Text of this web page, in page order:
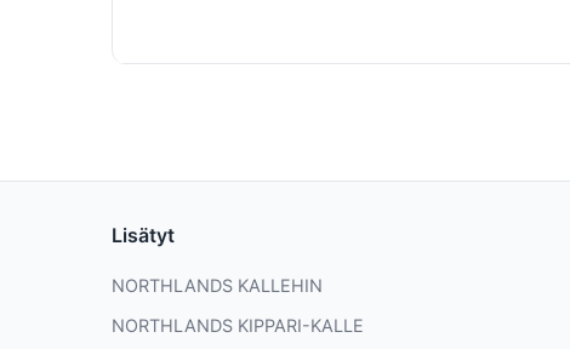
Lisätyt
NORTHLANDS KALLEHIN
NORTHLANDS KIPPARI-KALLE